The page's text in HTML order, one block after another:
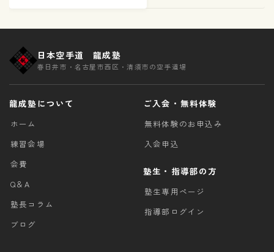
日本空手道 龍成塾
春日井市・名古屋市西区・清須市の空手道場
龍成塾について
ホーム
練習会場
会費
Q＆A
塾長コラム
ブログ
ご入会・無料体験
無料体験のお申込み
入会申込
塾生・指導部の方
塾生専用ページ
指導部ログイン